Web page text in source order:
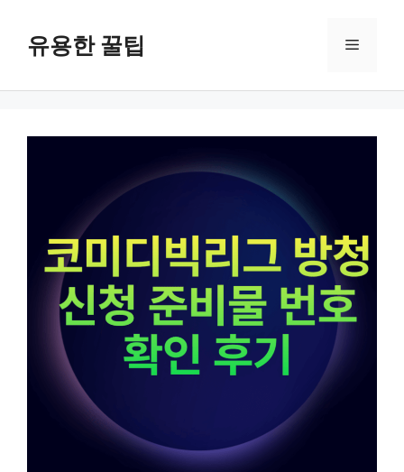
유용한 꿀팁 메